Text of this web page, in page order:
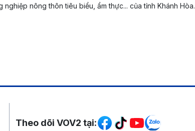
nghiệp nông thôn tiêu biểu, ẩm thực... của tỉnh Khánh Hòa.
Mạng xã hội
Theo dõi VOV2 tại: